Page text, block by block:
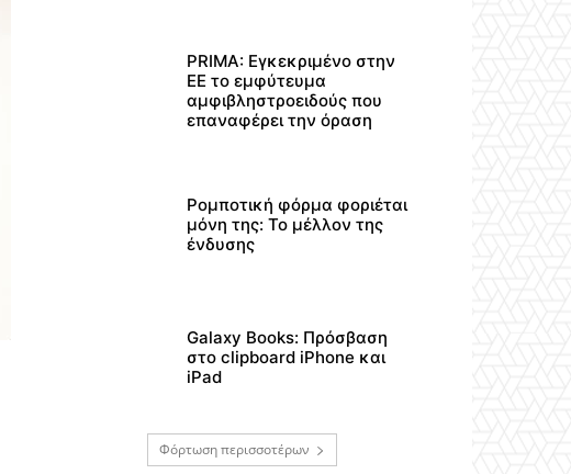
PRIMA: Εγκεκριμένο στην
ΕΕ το εμφύτευμα
αμφιβληστροειδούς που
επαναφέρει την όραση
Ρομποτική φόρμα φοριέται
μόνη της: Το μέλλον της
ένδυσης
Galaxy Books: Πρόσβαση
στο clipboard iPhone και
iPad
Φόρτωση περισσοτέρων